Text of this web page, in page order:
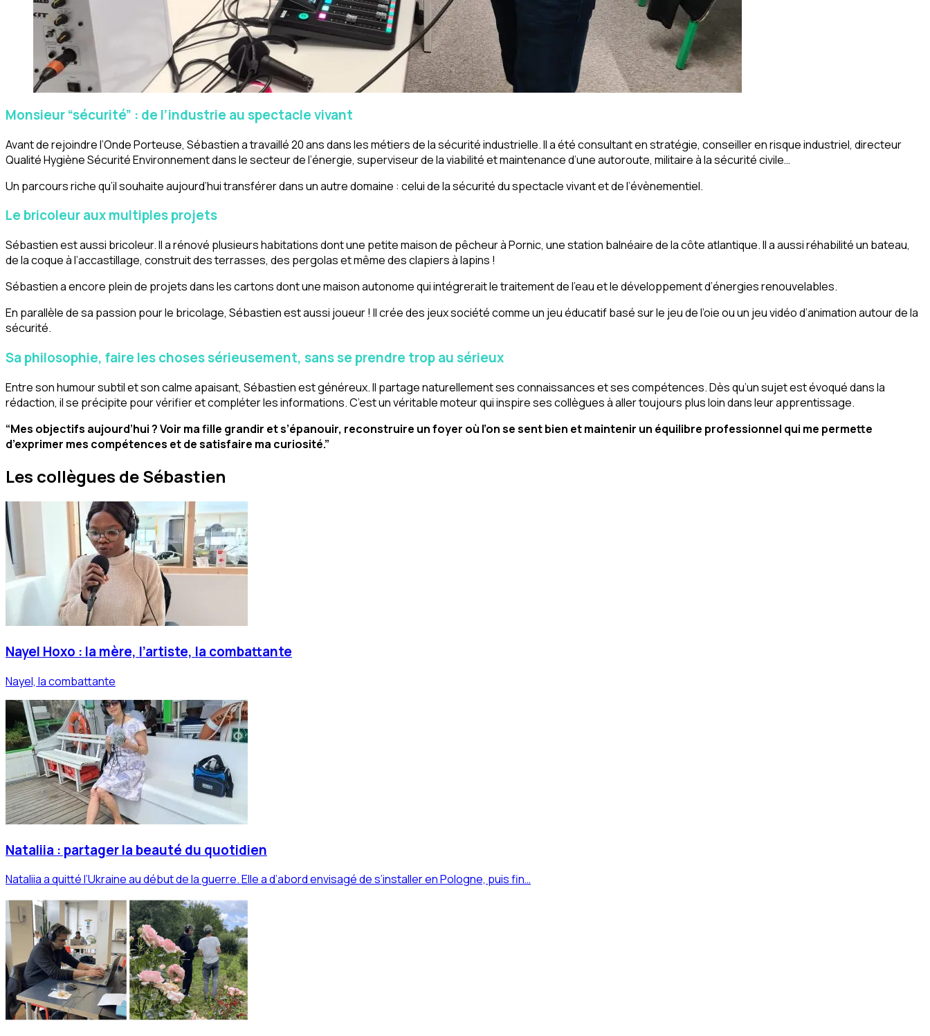
Monsieur “sécurité” : de l’industrie au spectacle vivant
Avant de rejoindre l’Onde Porteuse, Sébastien a travaillé 20 ans dans les métiers de la sécurité industrielle. Il a été consultant en stratégie, conseiller en risque industriel, directeur
Qualité Hygiène Sécurité Environnement dans le secteur de l’énergie, superviseur de la viabilité et maintenance d’une autoroute, militaire à la sécurité civile…
Un parcours riche qu’il souhaite aujourd’hui transférer dans un autre domaine : celui de la sécurité du spectacle vivant et de l’évènementiel.
Le bricoleur aux multiples projets
Sébastien est aussi bricoleur. Il a rénové plusieurs habitations dont une petite maison de pêcheur à Pornic, une station balnéaire de la côte atlantique. Il a aussi réhabilité un bateau,
de la coque à l’accastillage, construit des terrasses, des pergolas et même des clapiers à lapins !
Sébastien a encore plein de projets dans les cartons dont une maison autonome qui intégrerait le traitement de l’eau et le développement d’énergies renouvelables.
En parallèle de sa passion pour le bricolage, Sébastien est aussi joueur ! Il crée des jeux société comme un jeu éducatif basé sur le jeu de l’oie ou un jeu vidéo d’animation autour de la
sécurité.
Sa philosophie, faire les choses sérieusement, sans se prendre trop au sérieux
Entre son humour subtil et son calme apaisant, Sébastien est généreux. Il partage naturellement ses connaissances et ses compétences. Dès qu’un sujet est évoqué dans la
rédaction, il se précipite pour vérifier et compléter les informations. C’est un véritable moteur qui inspire ses collègues à aller toujours plus loin dans leur apprentissage.
“Mes objectifs aujourd’hui ? Voir ma fille grandir et s’épanouir, reconstruire un foyer où l’on se sent bien et maintenir un équilibre professionnel qui me permette
d’exprimer mes compétences et de satisfaire ma curiosité.”
Les collègues de Sébastien
Nayel Hoxo : la mère, l’artiste, la combattante
Nayel, la combattante
Nataliia : partager la beauté du quotidien
Nataliia a quitté l’Ukraine au début de la guerre. Elle a d’abord envisagé de s’installer en Pologne, puis fin…